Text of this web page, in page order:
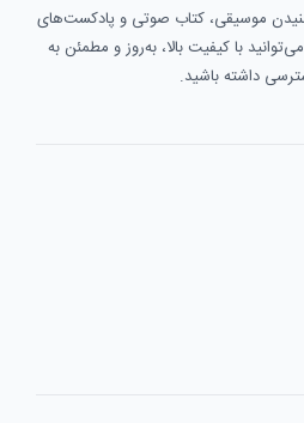
موسیقی، کتاب صوتی و پادکست‌های
با کیفیت بالا، به‌روز و مطمئن به
داشته باشید.